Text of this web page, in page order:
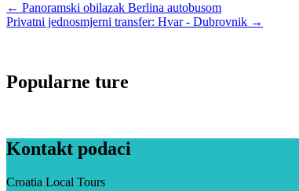
← Panoramski obilazak Berlina autobusom
Privatni jednosmjerni transfer: Hvar - Dubrovnik →
Popularne ture
Kontakt podaci
Croatia Local Tours